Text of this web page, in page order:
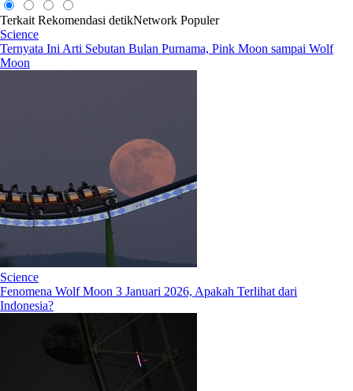
Terkait Rekomendasi detikNetwork Populer
Science
Ternyata Ini Arti Sebutan Bulan Purnama, Pink Moon sampai Wolf
Moon
Science
Fenomena Wolf Moon 3 Januari 2026, Apakah Terlihat dari
Indonesia?